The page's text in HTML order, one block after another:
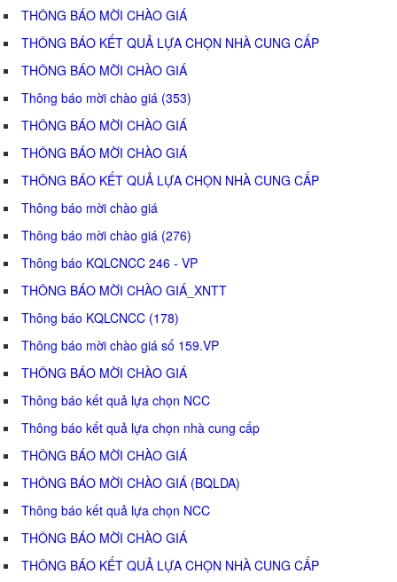
THÔNG BÁO MỜI CHÀO GIÁ
THÔNG BÁO KẾT QUẢ LỰA CHỌN NHÀ CUNG CẤP
THÔNG BÁO MỜI CHÀO GIÁ
Thông báo mời chào giá (353)
THÔNG BÁO MỜI CHÀO GIÁ
THÔNG BÁO MỜI CHÀO GIÁ
THÔNG BÁO KẾT QUẢ LỰA CHỌN NHÀ CUNG CẤP
Thông báo mời chào giá
Thông báo mời chào giá (276)
Thông báo KQLCNCC 246 - VP
THÔNG BÁO MỜI CHÀO GIÁ_XNTT
Thông báo KQLCNCC (178)
Thông báo mời chào giá số 159.VP
THÔNG BÁO MỜI CHÀO GIÁ
Thông báo kết quả lựa chọn NCC
Thông báo kết quả lựa chọn nhà cung cấp
THÔNG BÁO MỜI CHÀO GIÁ
THÔNG BÁO MỜI CHÀO GIÁ (BQLDA)
Thông báo kết quả lựa chọn NCC
THÔNG BÁO MỜI CHÀO GIÁ
THÔNG BÁO KẾT QUẢ LỰA CHỌN NHÀ CUNG CẤP